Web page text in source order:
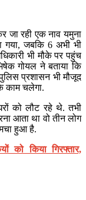
जा रही एक नाव यमुना
गया, जबकि 6 अभी भी
भी मौके पर पहुंच
गोयल ने बताया कि
प्रशासन भी मौजूद
काम चलेगा.
को लौट रहे थे. तभी
आता था वो तीन लोग
हुआ है.
किया गिरफ्तार,